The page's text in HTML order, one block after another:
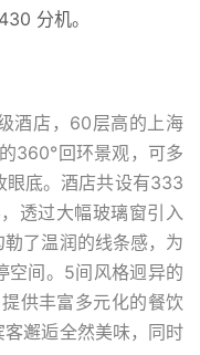
分机。
酒店，60层高的上海
360°回环景观，可多
眼底。酒店共设有333
透过大幅玻璃窗引入
了温润的线条感，为
空间。5间风格迥异的
供丰富多元化的餐饮
邂逅全然美味，同时